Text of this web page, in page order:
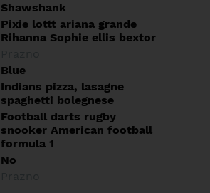
Shawshank
Pixie lottt ariana grande
Rihanna Sophie ellis bextor
Blue
Indians pizza, lasagne
spaghetti bolegnese
Football darts rugby
snooker American football
formula 1
No